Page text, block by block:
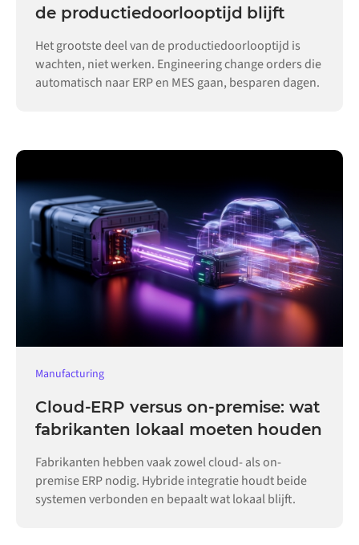
de productiedoorlooptijd blijft
Het grootste deel van de productiedoorlooptijd is
wachten, niet werken. Engineering change orders die
automatisch naar ERP en MES gaan, besparen dagen.
Manufacturing
Cloud-ERP versus on-premise: wat
fabrikanten lokaal moeten houden
Fabrikanten hebben vaak zowel cloud- als on-
premise ERP nodig. Hybride integratie houdt beide
systemen verbonden en bepaalt wat lokaal blijft.